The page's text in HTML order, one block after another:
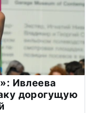
Ивлеева
дорогущую